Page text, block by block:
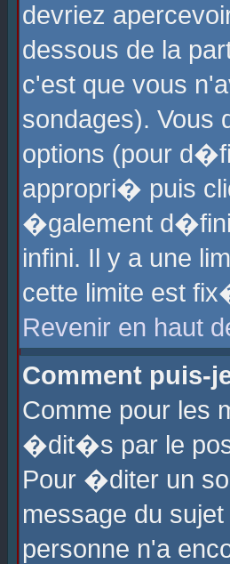
devriez
dessous de la
c'est que vous
sondages). Vous
options (pour
appropri� puis
�galement
infini. Il y a une
cette limite est
Revenir en haut
Comment puis-
Comme pour les
�dit�s par le
Pour �diter un
message du
personne n'a